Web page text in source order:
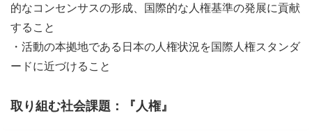
的なコンセンサスの形成、国際的な人権基準の発展に貢献
すること
・活動の本拠地である日本の人権状況を国際人権スタンダ
ードに近づけること
取り組む社会課題：『人権』